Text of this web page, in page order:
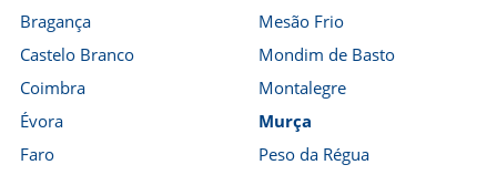
Bragança
Castelo Branco
Coimbra
Évora
Faro
Mesão Frio
Mondim de Basto
Montalegre
Murça
Peso da Régua